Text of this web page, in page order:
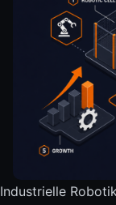
Industrielle